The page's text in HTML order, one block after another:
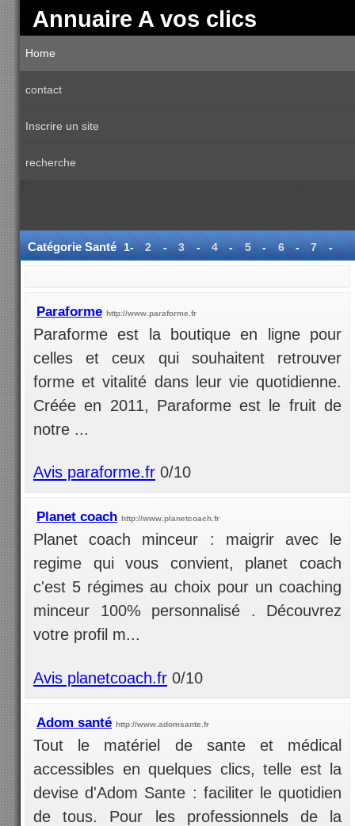
Annuaire A vos clics
Home
contact
Inscrire un site
recherche
Catégorie Santé 1- 2 - 3 - 4 - 5 - 6 - 7
-
8
- 9 - 10 - 11 - 12 - 13
Paraforme http://www.paraforme.fr
Paraforme est la boutique en ligne pour
celles et ceux qui souhaitent retrouver
forme et vitalité dans leur vie quotidienne.
Créée en 2011, Paraforme est le fruit de
notre ...
Avis paraforme.fr 0/10
Planet coach http://www.planetcoach.fr
Planet coach minceur : maigrir avec le
regime qui vous convient, planet coach
c'est 5 régimes au choix pour un coaching
minceur 100% personnalisé . Découvrez
votre profil m...
Avis planetcoach.fr 0/10
Adom santé http://www.adomsante.fr
Tout le matériel de sante et médical
accessibles en quelques clics, telle est la
devise d'Adom Sante : faciliter le quotidien
de tous. Pour les professionnels de la